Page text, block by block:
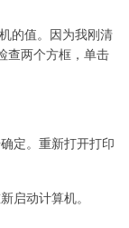
的值。因为我刚清
查两个方框，单击
定。重新打开打印
启动计算机。